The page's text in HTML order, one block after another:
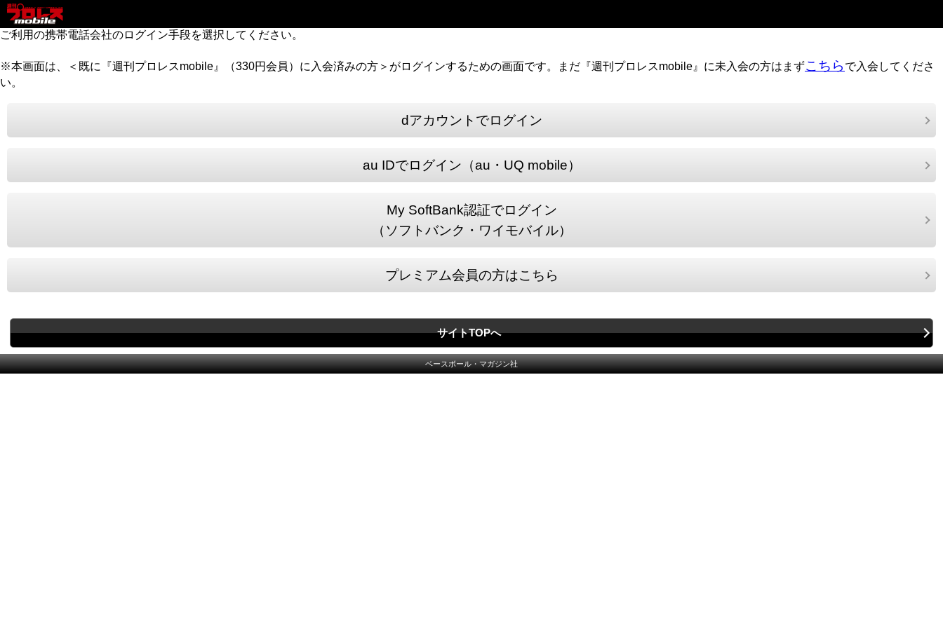
ご利用の携帯電話会社のログイン手段を選択してください。
※本画面は、＜既に『週刊プロレスmobile』（330円会員）に入会済みの方＞がログインするための画面です。まだ『週刊プロレスmobile』に未入会の方はまずこちら で入会してくださ
い。
dアカウントでログイン
au IDでログイン（au・UQ mobile）
My SoftBank認証でログイン
（ソフトバンク・ワイモバイル）
プレミアム会員の方はこちら
サイトTOPへ
ベースボール・マガジン社